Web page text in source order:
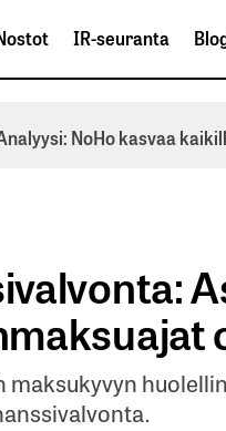
IR-seuranta
NoHo kasvaa
maksukyvyn